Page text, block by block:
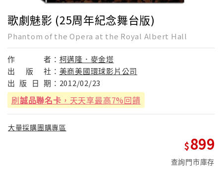
歌劇魅影 (25周年紀念舞台版)
Phantom of the Opera at the Royal Albert Hall
作 者： 柯邁隆．麥金塔
出
版 社： 美商美國環球影片公司
出 版 日 期： 2012/02/23
刷誠品聯名卡 ，天天享最高7%回饋
大量採購團購專區
899
查詢門市庫存